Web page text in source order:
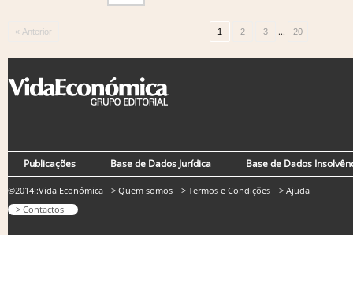
« Anterior 1 2 3 ... 20
Publicações Base de Dados Jurídica Base de Dados
©2014::Vida Económica
> Contactos
> Quem somos > Termos e Condições > Ajuda